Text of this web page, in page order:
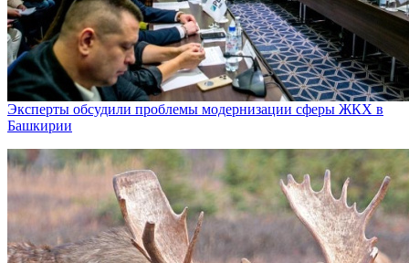
Эксперты обсудили проблемы модернизации сферы ЖКХ в
Башкирии